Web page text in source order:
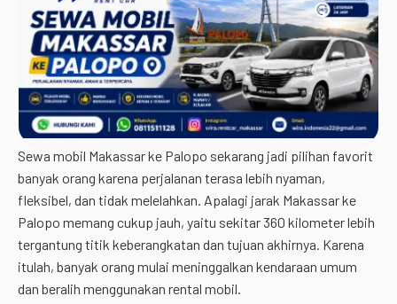
Sewa mobil Makassar ke Palopo sekarang jadi pilihan favorit
banyak orang karena perjalanan terasa lebih nyaman,
fleksibel, dan tidak melelahkan. Apalagi jarak Makassar ke
Palopo memang cukup jauh, yaitu sekitar 360 kilometer lebih
tergantung titik keberangkatan dan tujuan akhirnya. Karena
itulah, banyak orang mulai meninggalkan kendaraan umum
dan beralih menggunakan rental mobil.